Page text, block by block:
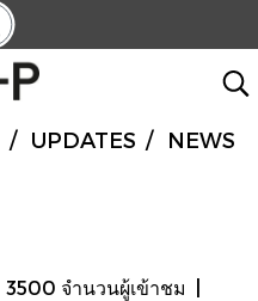
UPDATES
NEWS
3500 จำนวนผู้เข้าชม